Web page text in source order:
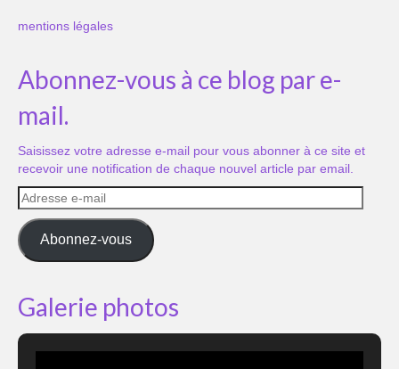
mentions légales
Abonnez-vous à ce blog par e-
mail.
Saisissez votre adresse e-mail pour vous abonner à ce site et
recevoir une notification de chaque nouvel article par email.
Adresse
e-
mail
Abonnez-vous
Galerie photos